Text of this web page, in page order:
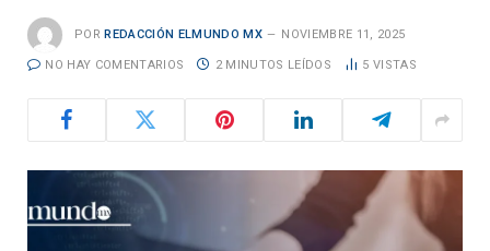
POR REDACCIÓN ELMUNDO MX NOVIEMBRE 11, 2025
NO HAY COMENTARIOS 2 MINUTOS LEÍDOS 5 VISTAS